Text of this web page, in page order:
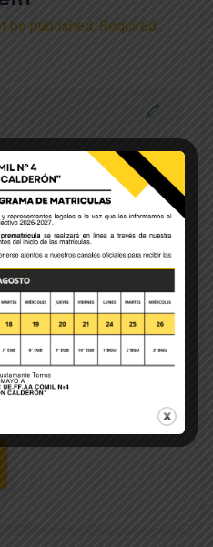
be published. Required
website in this browser